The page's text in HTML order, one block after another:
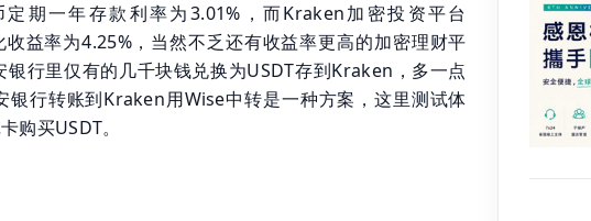
期一年存款利率为3.01%，而Kraken加密投资平台
收益率为4.25%，当然不乏还有收益率更高的加密理财平
银行里仅有的几千块钱兑换为USDT存到Kraken，多一点
银行转账到Kraken用Wise中转是一种方案，这里测试体
购买USDT。